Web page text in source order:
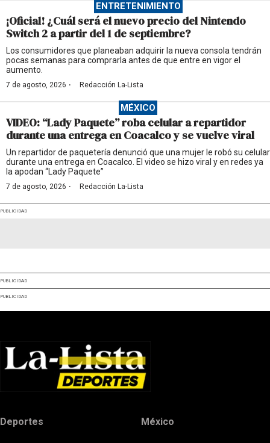
ENTRETENIMIENTO
¡Oficial! ¿Cuál será el nuevo precio del Nintendo
Switch 2 a partir del 1 de septiembre?
Los consumidores que planeaban adquirir la nueva consola tendrán
pocas semanas para comprarla antes de que entre en vigor el
aumento.
7 de agosto, 2026 · Redacción La-Lista
MÉXICO
VIDEO: “Lady Paquete” roba celular a repartidor
durante una entrega en Coacalco y se vuelve viral
Un repartidor de paquetería denunció que una mujer le robó su celular
durante una entrega en Coacalco. El video se hizo viral y en redes ya
la apodan “Lady Paquete”
7 de agosto, 2026 · Redacción La-Lista
PUBLICIDAD
PUBLICIDAD
PUBLICIDAD
Deportes México